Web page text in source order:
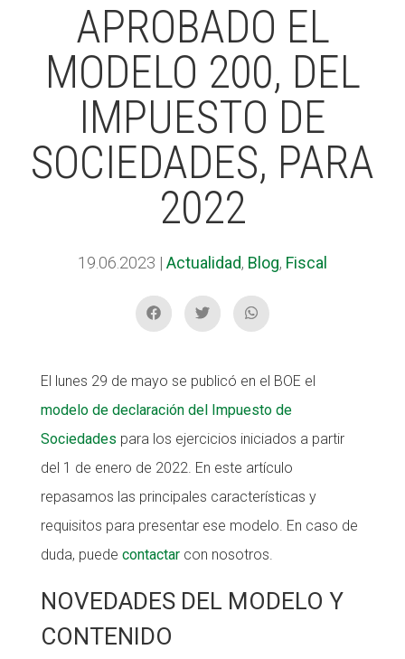
APROBADO EL
MODELO 200, DEL
IMPUESTO DE
SOCIEDADES, PARA
2022
19.06.2023 | Actualidad, Blog, Fiscal
El lunes 29 de mayo se publicó en el BOE el
modelo de declaración del Impuesto de
Sociedades para los ejercicios iniciados a partir
del 1 de enero de 2022. En este artículo
repasamos las principales características y
requisitos para presentar ese modelo. En caso de
duda, puede contactarcon nosotros.
NOVEDADES DEL MODELO Y
CONTENIDO
ACCIÓ SOCIAL I JOVES
ESPLAIS
SUPORT TERCER SECTOR
CONEIX FUNDESPLAI
La Fundació
Missió i valors
Memòria d'activitats
Proposta educativa
ACCIÓ SOCIAL I JOVES
ESPLAIS
SUPORT TERCER SECTOR
CONEIX FUNDESPLAI
La Fundació
Missió i valors
Memòria d'activitats
Proposta educativa